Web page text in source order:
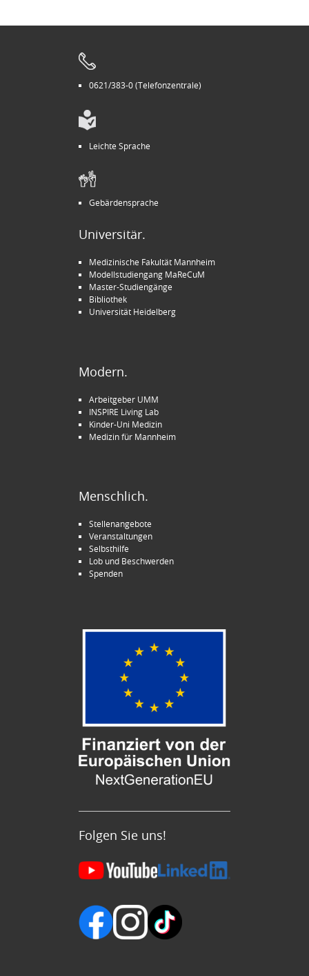
0621/383-0 (Telefonzentrale)
Leichte Sprache
Gebärdensprache
Universitär.
Medizinische Fakultät Mannheim
Modellstudiengang MaReCuM
Master-Studiengänge
Bibliothek
Universität Heidelberg
Modern.
Arbeitgeber UMM
INSPIRE Living Lab
Kinder-Uni Medizin
Medizin für Mannheim
Menschlich.
Stellenangebote
Veranstaltungen
Selbsthilfe
Lob und Beschwerden
Spenden
Folgen Sie uns!